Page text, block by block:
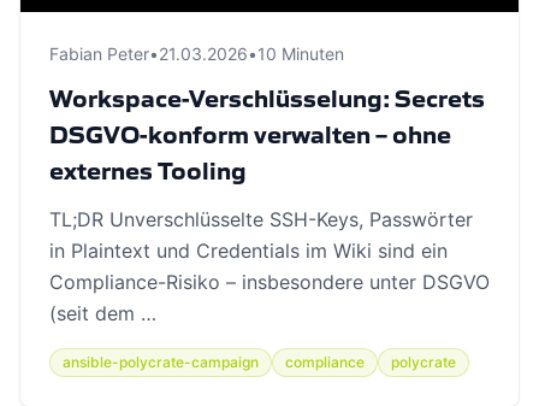
Fabian Peter•21.03.2026•10 Minuten
Workspace-Verschlüsselung: Secrets
DSGVO-konform verwalten – ohne
externes Tooling
TL;DR Unverschlüsselte SSH-Keys, Passwörter
in Plaintext und Credentials im Wiki sind ein
Compliance-Risiko – insbesondere unter DSGVO
(seit dem …
ansible-polycrate-campaign compliance polycrate